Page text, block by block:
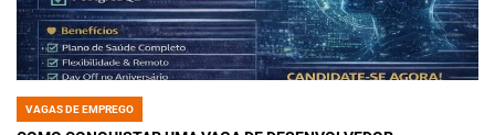
POSTED
IN
VAGAS DE EMPREGO